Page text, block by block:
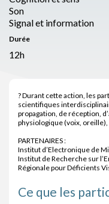
Son
Signal et information
Durée
12h
? Durant cette action, les
scientifiques
propagation, de réception,
physiologique (voix,
PARTENAIRES :
Institut d’Electronique de
Institut de Recherche sur
Régionale pour Déficients
Ce que les